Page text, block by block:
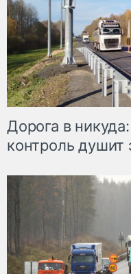
Дорога в
контроль душит